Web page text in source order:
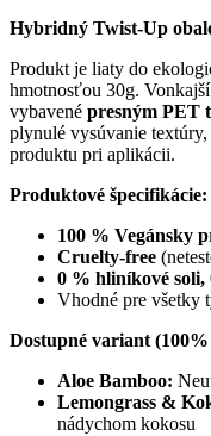
Hybridný Twist-Up
Produkt je liaty do
hmotnosťou 30g.
vybavené presným PET
plynulé vysúvanie
produktu pri aplikácii.
Produktové špecifikácie:
100 % Vegánsky
Cruelty-free
0 % hliníkové
Vhodné pre všetky
Dostupné variant
Aloe Bamboo:
Lemongrass &
nádychom kokosu